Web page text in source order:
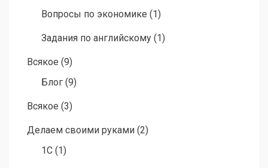
Вопросы по экономике (1)
Задания по английскому (1)
Всякое (9)
Блог (9)
Всякое (3)
Делаем своими руками (2)
1C (1)